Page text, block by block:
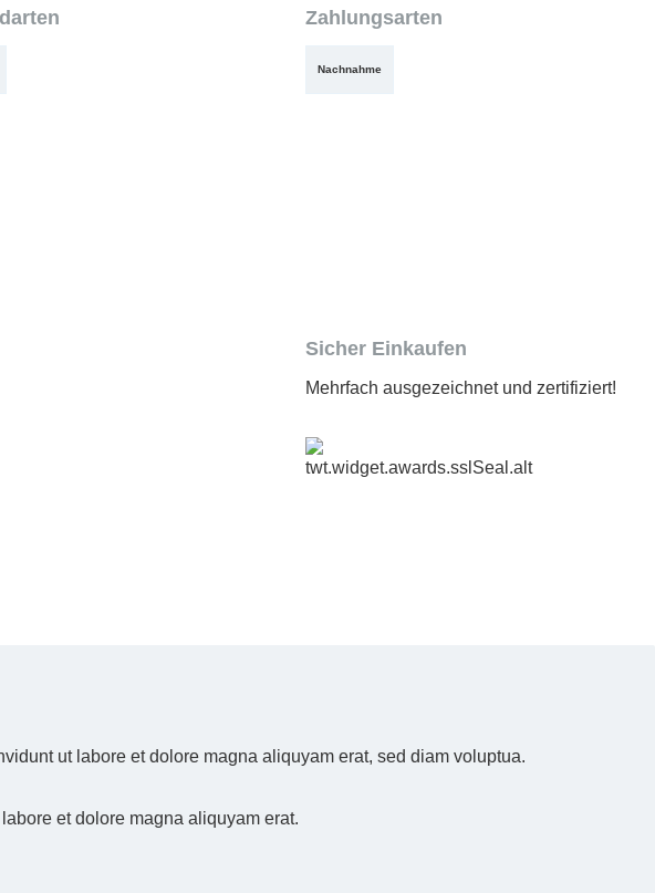
Zahlungsarten
Nachnahme
Sicher Einkaufen
Mehrfach ausgezeichnet und zertifiziert!
ut labore et dolore magna aliquyam erat, sed diam voluptua.
et dolore magna aliquyam erat.